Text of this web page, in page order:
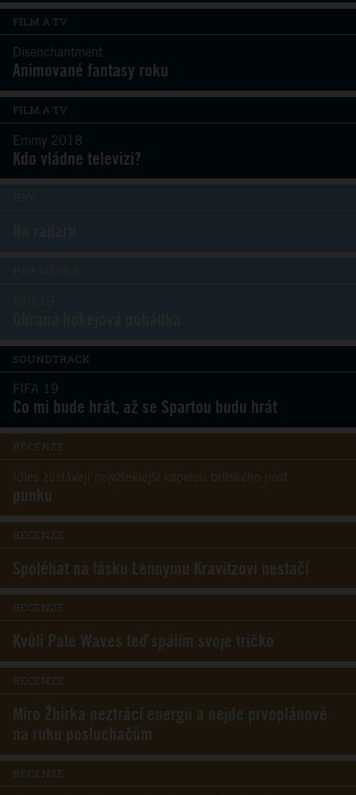
FILM A TV
Disenchantment
Animované fantasy roku
FILM A TV
Emmy 2018
Kdo vládne televizi?
SOUNDTRACK
FIFA 19
Co mi bude hrát, až se Spartou budu hrát
RECENZE
Idles zůstávají nejvzteklejší kapelou britského post
punku
RECENZE
Spoléhat na lásku Lennymu Kravitzovi nestačí
RECENZE
Kvůli Pale Waves teď spálím svoje tričko
RECENZE
Miro Žbirka neztrácí energii a nejde prvoplánově
na ruku posluchačům
RECENZE